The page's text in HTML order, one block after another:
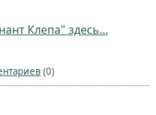
Клепа" здесь...
(0)